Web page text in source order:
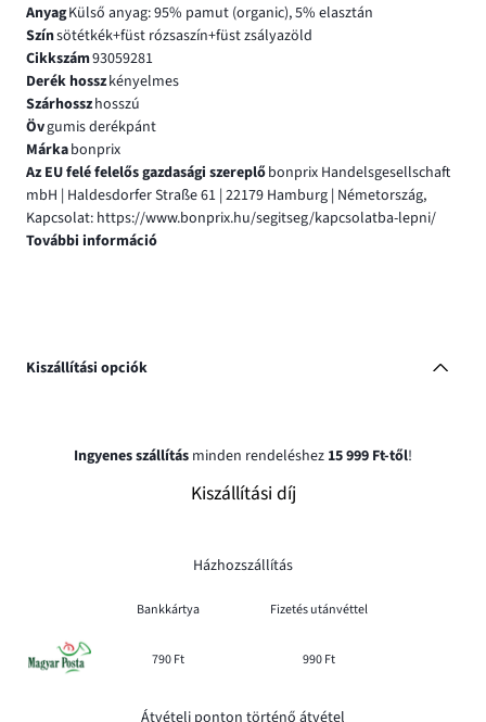
AnyagKülső anyag: 95% pamut (organic), 5% elasztán
Színsötétkék+füst rózsaszín+füst zsályazöld
Cikkszám93059281
Derék hosszkényelmes
Szárhosszhosszú
Övgumis derékpánt
Márkabonprix
Az EU felé felelős gazdasági szereplőbonprix Handelsgesellschaft
mbH | Haldesdorfer Straße 61 | 22179 Hamburg | Németország,
Kapcsolat: https://www.bonprix.hu/segitseg/kapcsolatba-lepni/
További információ
Kiszállítási opciók
Ingyenes szállítás minden rendeléshez 15 999 Ft-től!
Kiszállítási díj
Házhozszállítás
Bankkártya Fizetés utánvéttel
790 Ft 990 Ft